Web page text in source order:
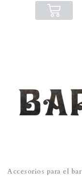
Accesorios para el bar